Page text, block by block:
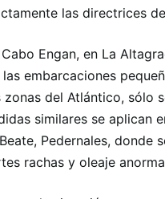
las directrices
Engan, en La
embarcaciones
del Atlántico, sólo
similares se aplican
Pedernales, donde
rachas y oleaje